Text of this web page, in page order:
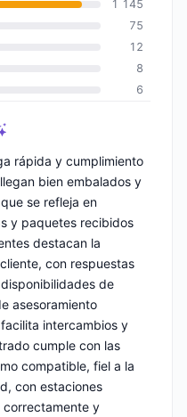
1 145
75
12
8
6
rápida y cumplimiento
bien embalados y
se refleja en
y paquetes recibidos
destacan la
con respuestas
de
asesoramiento
intercambios y
cumple con las
compatible, fiel a la
con estaciones
correctamente y